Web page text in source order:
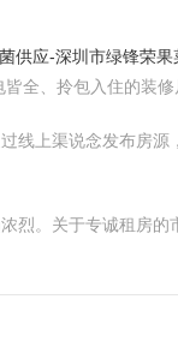
供应-深圳市绿锋荣果
皆全、拎包入住的装修
线上渠说念发布房
烈。关于专诚租房